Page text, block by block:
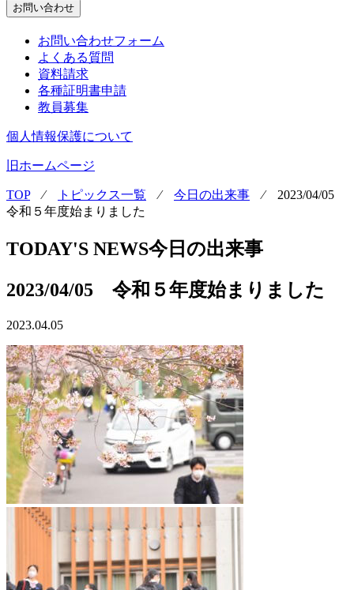
お問い合わせ
お問い合わせフォーム
よくある質問
資料請求
各種証明書申請
教員募集
個人情報保護について
旧ホームページ
TOP⁄ トピックス一覧 ⁄ 今日の出来事 ⁄ 2023/04/05
令和５年度始まりました
TODAY'S NEWS今日の出来事
2023/04/05 令和５年度始まりました
2023.04.05